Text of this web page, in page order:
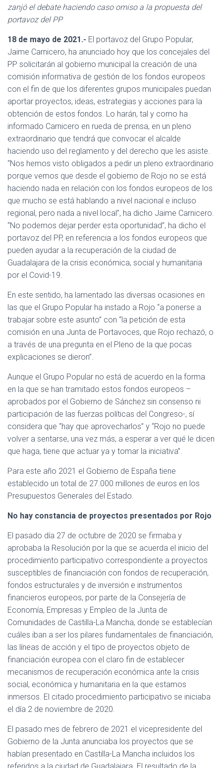
zanjó el debate haciendo caso omiso a la propuesta del
portavoz del PP
18 de mayo de 2021.- El portavoz del Grupo Popular,
Jaime Carnicero, ha anunciado hoy que los concejales del
PP solicitarán al gobierno municipal la creación de una
comisión informativa de gestión de los fondos europeos
con el fin de que los diferentes grupos municipales puedan
aportar proyectos, ideas, estrategias y acciones para la
obtención de estos fondos. Lo harán, tal y como ha
informado Carnicero en rueda de prensa, en un pleno
extraordinario que tendrá que convocar el alcalde
haciendo uso del reglamento y del derecho que les asiste.
“Nos hemos visto obligados a pedir un pleno extraordinario
porque vemos que desde el gobierno de Rojo no se está
haciendo nada en relación con los fondos europeos de los
que mucho se está hablando a nivel nacional e incluso
regional, pero nada a nivel local”, ha dicho Jaime Carnicero.
“No podemos dejar perder esta oportunidad”, ha dicho el
portavoz del PP, en referencia a los fondos europeos que
pueden ayudar a la recuperación de la ciudad de
Guadalajara de la crisis económica, social y humanitaria
por el Covid-19.
En este sentido, ha lamentado las diversas ocasiones en
las que el Grupo Popular ha instado a Rojo “a ponerse a
trabajar sobre este asunto” con “la petición de esta
comisión en una Junta de Portavoces, que Rojo rechazó, o
a través de una pregunta en el Pleno de la que pocas
explicaciones se dieron”.
Aunque el Grupo Popular no está de acuerdo en la forma
en la que se han tramitado estos fondos europeos –
aprobados por el Gobierno de Sánchez sin consenso ni
participación de las fuerzas políticas del Congreso-, sí
considera que “hay que aprovecharlos” y “Rojo no puede
volver a sentarse, una vez más, a esperar a ver qué le dicen
que haga, tiene que actuar ya y tomar la iniciativa”.
Para este año 2021 el Gobierno de España tiene
establecido un total de 27.000 millones de euros en los
Presupuestos Generales del Estado.
No hay constancia de proyectos presentados por Rojo
El pasado día 27 de octubre de 2020 se firmaba y
aprobaba la Resolución por la que se acuerda el inicio del
procedimiento participativo correspondiente a proyectos
susceptibles de financiación con fondos de recuperación,
fondos estructurales y de inversión e instrumentos
financieros europeos, por parte de la Consejería de
Economía, Empresas y Empleo de la Junta de
Comunidades de Castilla-La Mancha, donde se establecían
cuáles iban a ser los pilares fundamentales de financiación,
las líneas de acción y el tipo de proyectos objeto de
financiación europea con el claro fin de establecer
mecanismos de recuperación económica ante la crisis
social, económica y humanitaria en la que estamos
inmersos. El citado procedimiento participativo se iniciaba
el día 2 de noviembre de 2020.
El pasado mes de febrero de 2021 el vicepresidente del
Gobierno de la Junta anunciaba los proyectos que se
habían presentado en Castilla-La Mancha incluidos los